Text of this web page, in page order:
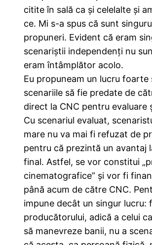
citite în sală ca și celelalte și
ce. Mi s-a spus că sunt
propuneri. Evident că eram
scenariștii independenți nu
eram întâmplător acolo.
Eu propuneam un lucru foarte
scenariile să fie predate de
direct la CNC pentru evaluare
Cu scenariul evaluat,
mare nu va mai fi refuzat de
pentru că prezintă un avantaj
final. Astfel, se vor constitui
cinematografice” și vor fi
până acum de către CNC.
impune decât un singur lucru:
producătorului, adică a celui
să manevreze banii, nu a